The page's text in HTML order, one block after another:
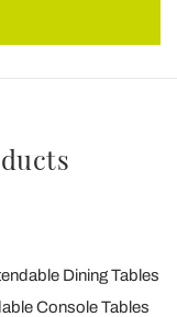
Dining Tables
Console Tables